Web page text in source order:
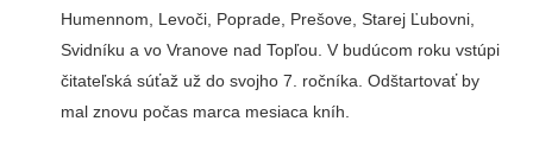
Humennom, Levoči, Poprade, Prešove, Starej Ľubovni,
Svidníku a vo Vranove nad Topľou. V budúcom roku vstúpi
čitateľská súťaž už do svojho 7. ročníka. Odštartovať by
mal znovu počas marca mesiaca kníh.